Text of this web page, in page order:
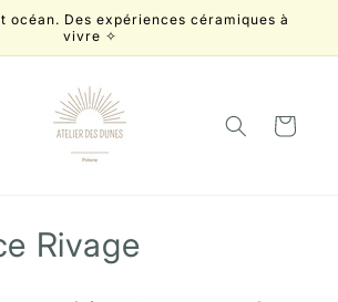
océan. Des expériences céramiques à
vivre ✧
Panier
Rivage